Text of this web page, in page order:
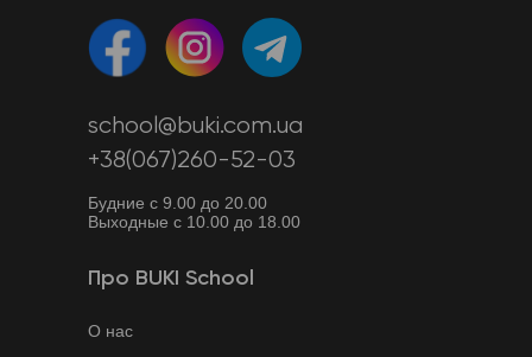
school@buki.com.ua
+38(067)260-52-03
Будние с 9.00 до 20.00
Выходные с 10.00 до 18.00
Про BUKI School
О нас